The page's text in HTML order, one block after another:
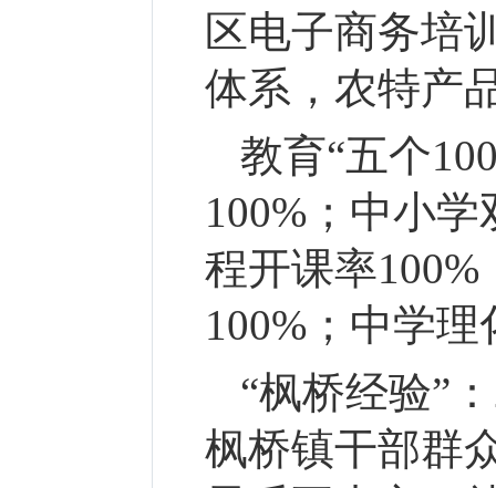
区电子商务培
体系，农特产
教育“五个
100%；中小
程开课率
100%；中学
“枫桥经验”：
枫桥镇干部群